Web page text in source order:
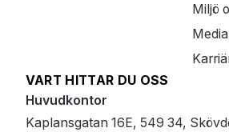
Miljö
VART HITTAR DU OSS
Huvudkontor
Kaplansgatan 16E, 549 34,